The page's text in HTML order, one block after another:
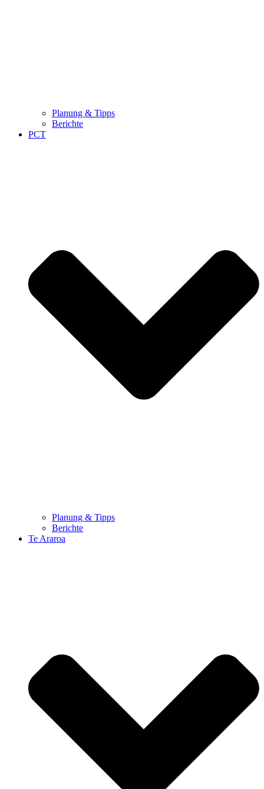
Planung & Tipps
Berichte
PCT
Planung & Tipps
Berichte
Te Araroa